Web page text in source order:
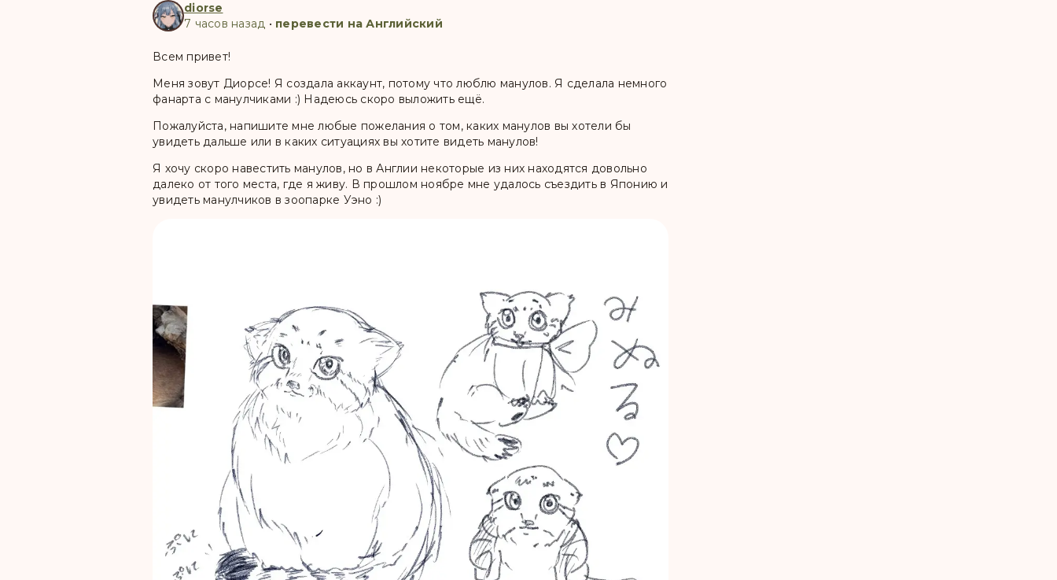
diorse
7 часов назад • перевести на Английский
Всем привет!
Меня зовут Диорсе! Я создала аккаунт, потому что люблю манулов. Я сделала немного
фанарта с манулчиками :) Надеюсь скоро выложить ещё.
Пожалуйста, напишите мне любые пожелания о том, каких манулов вы хотели бы
увидеть дальше или в каких ситуациях вы хотите видеть манулов!
Я хочу скоро навестить манулов, но в Англии некоторые из них находятся довольно
далеко от того места, где я живу. В прошлом ноябре мне удалось съездить в Японию и
увидеть манулчиков в зоопарке Уэно :)